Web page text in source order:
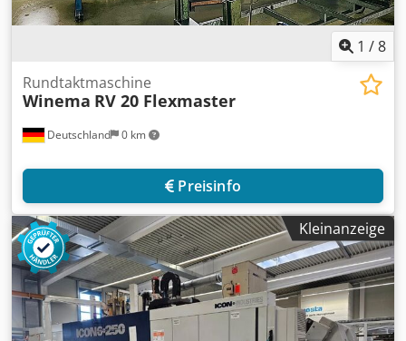
1 /8
Deutschland 0 km
Rundtaktmaschine
Winema RV 20 Flexmaster
Preisinfo
Kleinanzeige